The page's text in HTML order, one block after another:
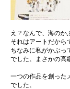
え？なんで、海のか
それはアートだから
ちなみに私がかぶっ
でした。まさかの高
一つの作品を創った
でした。